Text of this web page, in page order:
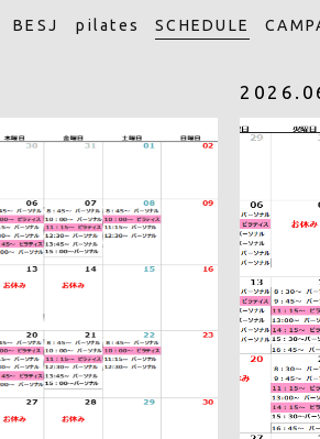
BESJ pilates SCHEDULE